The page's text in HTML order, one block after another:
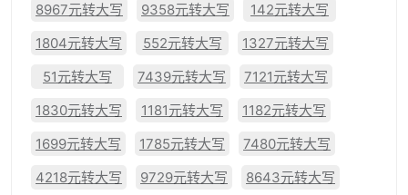
8967元转大写
9358元转大写
142元转大写
1804元转大写
552元转大写
1327元转大写
51元转大写
7439元转大写
7121元转大写
1830元转大写
1181元转大写
1182元转大写
1699元转大写
1785元转大写
7480元转大写
4218元转大写
9729元转大写
8643元转大写